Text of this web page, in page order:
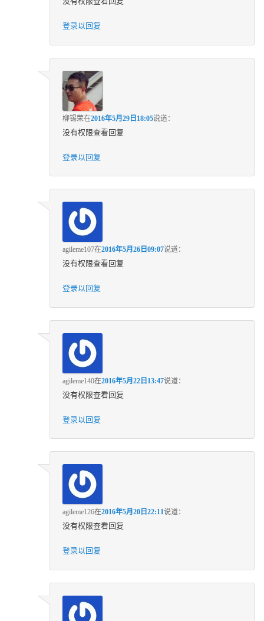
登录以回复
柳锡荣在2016年5月29日18:05说道：
没有权限查看回复
登录以回复
agileme107在2016年5月26日09:07说道：
没有权限查看回复
登录以回复
agileme140在2016年5月22日13:47说道：
没有权限查看回复
登录以回复
agileme126在2016年5月20日22:11说道：
没有权限查看回复
登录以回复